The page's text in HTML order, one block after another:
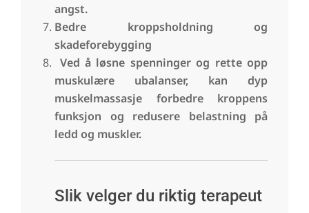
angst.
Bedre kroppsholdning og
skadeforebygging
Ved å løsne spenninger og rette opp
muskulære ubalanser, kan dyp
muskelmassasje forbedre kroppens
funksjon og redusere belastning på
ledd og muskler.
Slik velger du riktig terapeut